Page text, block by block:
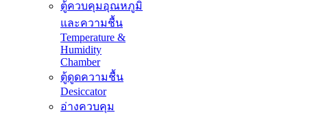
ตู้ควบคุมอุณหภูมิ
และความชื้น
Temperature &
Humidity
Chamber
ตู้ดูดความชื้น
Desiccator
อ่างควบคุม